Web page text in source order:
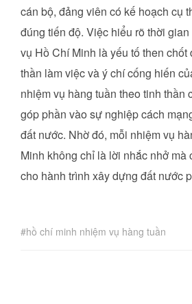
cán bộ, đảng viên có kế hoạch cụ
đúng tiến độ. Việc hiểu rõ thời
vụ Hồ Chí Minh là yếu tố then chốt
thần làm việc và ý chí cống hiến
nhiệm vụ hàng tuần theo tinh thần
góp phần vào sự nghiệp cách
đất nước. Nhờ đó, mỗi nhiệm vụ
Minh không chỉ là lời nhắc nhở mà
cho hành trình xây dựng đất nước
hồ chí minh nhiệm vụ hàng tuần